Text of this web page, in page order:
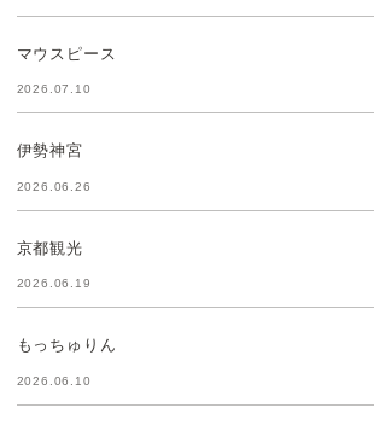
マウスピース
2026.07.10
伊勢神宮
2026.06.26
京都観光
2026.06.19
もっちゅりん
2026.06.10